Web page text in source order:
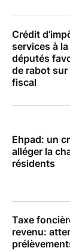
Crédit
services à
députés
de rabot
fiscal
Ehpad: un
alléger la
résidents
Taxe
revenu: